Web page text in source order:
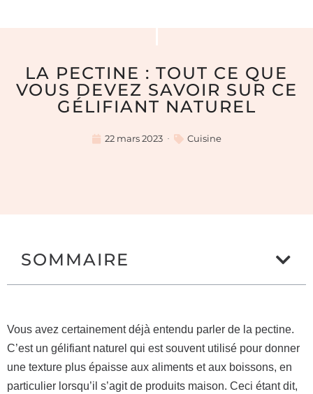
LA PECTINE : TOUT CE QUE
VOUS DEVEZ SAVOIR SUR CE
GÉLIFIANT NATUREL
22 mars 2023 Cuisine
SOMMAIRE
Vous avez certainement déjà entendu parler de la pectine.
C’est un gélifiant naturel qui est souvent utilisé pour donner
une texture plus épaisse aux aliments et aux boissons, en
particulier lorsqu’il s’agit de produits maison. Ceci étant dit,